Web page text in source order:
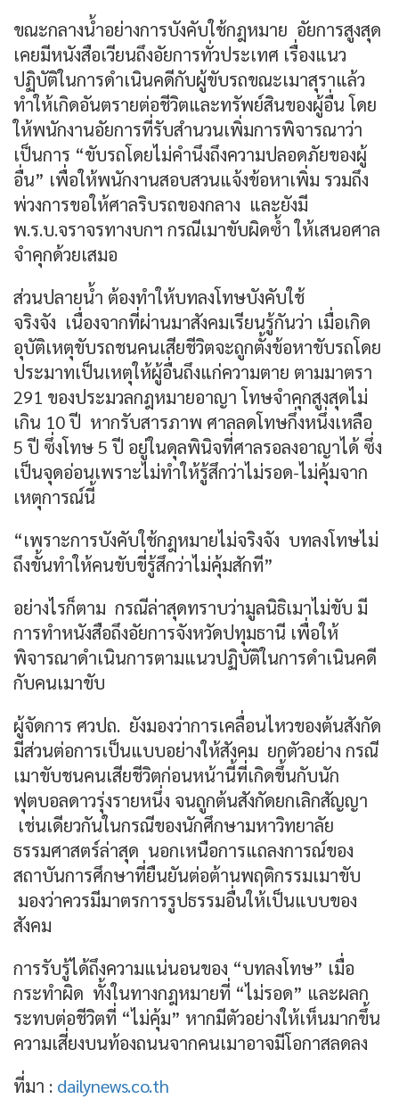
ขณะกลางน้ำอย่างการบังคับใช้กฎหมาย อัยการสูงสุด
เคยมีหนังสือเวียนถึงอัยการทั่วประเทศ เรื่องแนว
ปฏิบัติในการดำเนินคดีกับผู้ขับรถขณะเมาสุราแล้ว
ทำให้เกิดอันตรายต่อชีวิตและทรัพย์สินของผู้อื่น โดย
ให้พนักงานอัยการที่รับสำนวนเพิ่มการพิจารณาว่า
เป็นการ “ขับรถโดยไม่คำนึงถึงความปลอดภัยของผู้
อื่น” เพื่อให้พนักงานสอบสวนแจ้งข้อหาเพิ่ม รวมถึง
พ่วงการขอให้ศาลริบรถของกลาง และยังมี
พ.ร.บ.จราจรทางบกฯ กรณีเมาขับผิดซ้ำ ให้เสนอศาล
จำคุกด้วยเสมอ
ส่วนปลายน้ำ ต้องทำให้บทลงโทษบังคับใช้
จริงจัง เนื่องจากที่ผ่านมาสังคมเรียนรู้กันว่า เมื่อเกิด
อุบัติเหตุขับรถชนคนเสียชีวิตจะถูกตั้งข้อหาขับรถโดย
ประมาทเป็นเหตุให้ผู้อื่นถึงแก่ความตาย ตามมาตรา
291 ของประมวลกฎหมายอาญา โทษจำคุกสูงสุดไม่
เกิน 10 ปี หากรับสารภาพ ศาลลดโทษกึ่งหนึ่งเหลือ
5 ปี ซึ่งโทษ 5 ปี อยู่ในดุลพินิจที่ศาลรอลงอาญาได้ ซึ่ง
เป็นจุดอ่อนเพราะไม่ทำให้รู้สึกว่าไม่รอด-ไม่คุ้มจาก
เหตุการณ์นี้
“เพราะการบังคับใช้กฎหมายไม่จริงจัง บทลงโทษไม่
ถึงขั้นทำให้คนขับขี่รู้สึกว่าไม่คุ้มสักที”
อย่างไรก็ตาม กรณีล่าสุดทราบว่ามูลนิธิเมาไม่ขับ มี
การทำหนังสือถึงอัยการจังหวัดปทุมธานี เพื่อให้
พิจารณาดำเนินการตามแนวปฏิบัติในการดำเนินคดี
กับคนเมาขับ
ผู้จัดการ ศวปถ. ยังมองว่าการเคลื่อนไหวของต้นสังกัด
มีส่วนต่อการเป็นแบบอย่างให้สังคม ยกตัวอย่าง กรณี
เมาขับชนคนเสียชีวิตก่อนหน้านี้ที่เกิดขึ้นกับนัก
ฟุตบอลดาวรุ่งรายหนึ่ง จนถูกต้นสังกัดยกเลิกสัญญา
เช่นเดียวกันในกรณีของนักศึกษามหาวิทยาลัย
ธรรมศาสตร์ล่าสุด นอกเหนือการแถลงการณ์ของ
สถาบันการศึกษาที่ยืนยันต่อต้านพฤติกรรมเมาขับ
มองว่าควรมีมาตรการรูปธรรมอื่นให้เป็นแบบของ
สังคม
การรับรู้ได้ถึงความแน่นอนของ “บทลงโทษ” เมื่อ
กระทำผิด ทั้งในทางกฎหมายที่ “ไม่รอด” และผลก
ระทบต่อชีวิตที่ “ไม่คุ้ม” หากมีตัวอย่างให้เห็นมากขึ้น
ความเสี่ยงบนท้องถนนจากคนเมาอาจมีโอกาสลดลง
ที่มา : dailynews.co.th